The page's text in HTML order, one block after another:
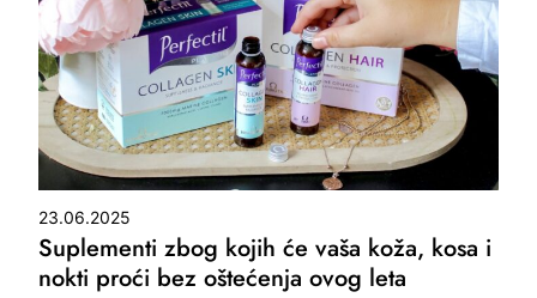
23.06.2025
Suplementi zbog kojih će vaša koža, kosa i
nokti proći bez oštećenja ovog leta